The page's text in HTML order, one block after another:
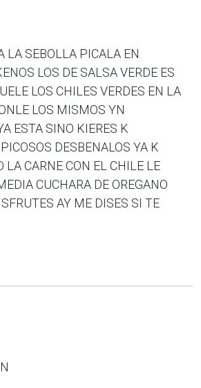
LA SEBOLLA PICALA EN
LOS DE SALSA VERDE ES
LOS CHILES VERDES EN LA
LOS MISMOS YN
ESTA SINO KIERES K
DESBENALOS YA K
LA CARNE CON EL CHILE LE
CUCHARA DE OREGANO
AY ME DISES SI TE